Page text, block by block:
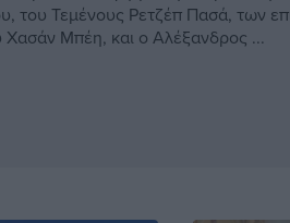
του Τεμένους Ρετζέπ Πασά, των
Χασάν Μπέη, και ο Αλέξανδρος ...